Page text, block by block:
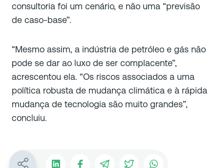
consultoria foi um cenário, e não uma “previsão
de caso-base”.
“Mesmo assim, a indústria de petróleo e gás não
pode se dar ao luxo de ser complacente”,
acrescentou ela. “Os riscos associados a uma
política robusta de mudança climática e à rápida
mudança de tecnologia são muito grandes”,
concluiu.